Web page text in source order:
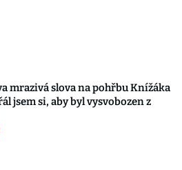
mrazivá slova na pohřbu Knížáka
jsem si, aby byl vysvobozen z